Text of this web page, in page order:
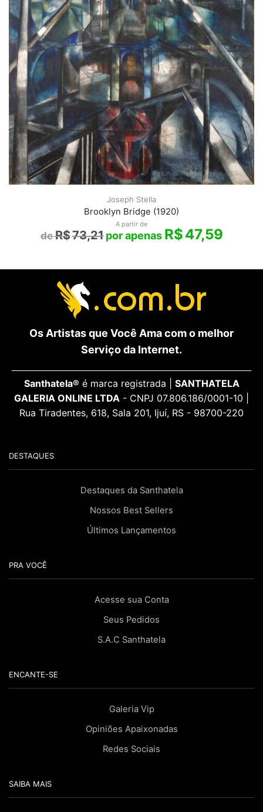
Joseph Stella
Brooklyn Bridge (1920)
A partir de
R$73,21 R$47,59
Os Artistas que Você Ama com o melhor
Serviço da Internet.
Santhatela® é marca registrada | SANTHATELA
GALERIA ONLINE LTDA - CNPJ 07.806.186/0001-10 |
Rua Tiradentes, 618, Sala 201, Ijuí, RS - 98700-220
DESTAQUES
Destaques da Santhatela
Nossos Best Sellers
Últimos Lançamentos
PRA VOCÊ
Acesse sua Conta
Seus Pedidos
S.A.C Santhatela
ENCANTE-SE
Galeria Vip
Opiniões Apaixonadas
Redes Sociais
SAIBA MAIS